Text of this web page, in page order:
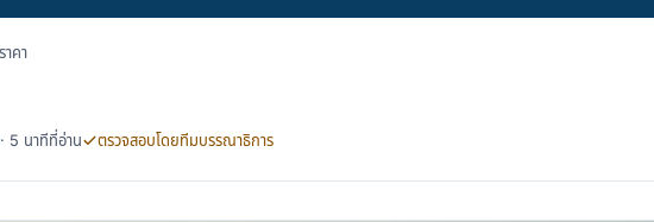
คา
· 5 นาทีที่อ่าน ตรวจสอบโดยทีมบรรณาธิการ